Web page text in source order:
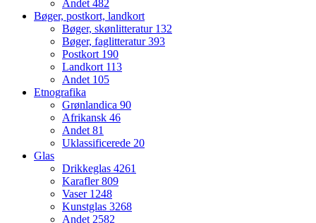
Andet 482
Bøger, postkort, landkort
Bøger, skønlitteratur 132
Bøger, faglitteratur393
Postkort 190
Landkort 113
Andet 105
Etnografika
Grønlandica 90
Afrikansk 46
Andet 81
Uklassificerede 20
Glas
Drikkeglas 4261
Karafler809
Vaser 1248
Kunstglas 3268
Andet 2582